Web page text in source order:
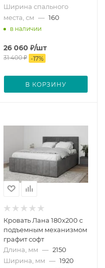
Ширина спального
места, см — 160
в наличии
26 060 ₽/шт
31 400₽ -17%
В КОРЗИНУ
Кровать Лана 180х200 с
подъемным механизмом
графит софт
Длина, мм — 2150
Ширина, мм — 1920